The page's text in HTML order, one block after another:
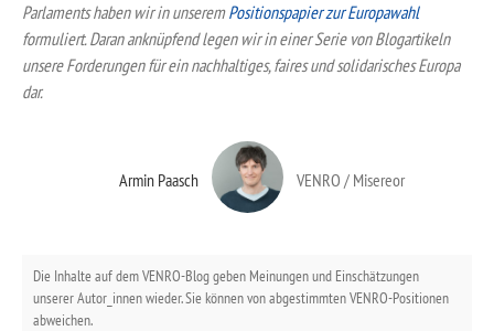
Parlaments haben wir in unseremPositionspapier zur Europawahl
formuliert. Daran anknüpfend legen wir in einer Serie von Blogartikeln
unsere Forderungen für ein nachhaltiges, faires und solidarisches Europa
dar.
Armin Paasch VENRO / Misereor
Die Inhalte auf dem VENRO-Blog geben Meinungen und Einschätzungen
unserer Autor_innen wieder. Sie können von abgestimmten VENRO-Positionen
abweichen.